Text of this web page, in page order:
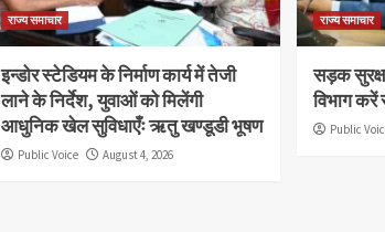
राज्य समाचार
इन्डोर स्टेडियम के निर्माण कार्य में तेजी
लाने के निर्देश, युवाओं को मिलेंगी
आधुनिक खेल सुविधाएँः ऋतु खण्डूडी भूषण
Public Voice August 4, 2026
राज्य समाचार
सड़क
विभाग करें
Public